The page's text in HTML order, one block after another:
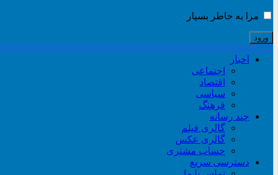
مرا به خاطر بسپار
اخبار
اجتماعی
اقتصاد
سیاسی
فرهنگ
چند رسانه
گالری فیلم
گالری عکس
حساب مشتری
دسترسی سریع